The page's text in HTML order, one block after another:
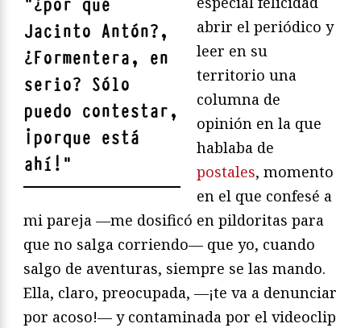
"¿por qué
Jacinto Antón?,
¿Formentera, en
serio? Sólo
puedo contestar,
¡porque está
ahí! "
abrir el periódico y
leer en su
territorio una
columna de
opinión en la que
hablaba de
postales, momento
en el que confesé a
mi pareja —me dosificó en pildoritas para
que no salga corriendo— que yo, cuando
salgo de aventuras, siempre se las mando.
Ella, claro, preocupada, —¡te va a denunciar
por acoso!— y contaminada por el videoclip